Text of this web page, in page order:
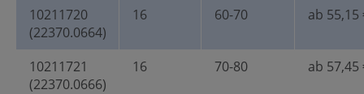
10211720
(22370.0664)
16 60-70 ab 55,15
10211721
(22370.0666)
16 70-80 ab 57,45